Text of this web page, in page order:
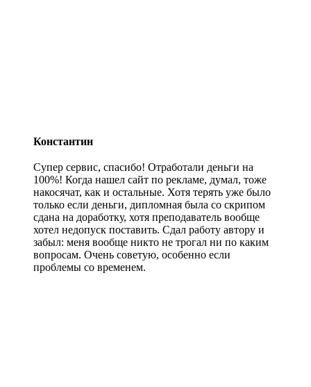
Константин
Супер сервис, спасибо! Отработали деньги на
100%! Когда нашел сайт по рекламе, думал, тоже
накосячат, как и остальные. Хотя терять уже было
только если деньги, дипломная была со скрипом
сдана на доработку, хотя преподаватель вообще
хотел недопуск поставить. Сдал работу автору и
забыл: меня вообще никто не трогал ни по каким
вопросам. Очень советую, особенно если
проблемы со временем.